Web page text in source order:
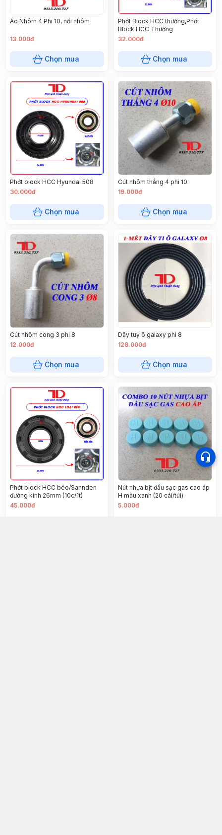
Áo Nhôm 4 Phi 10, nối nhôm
13.000đ
Chọn mua
Phớt Block HCC thường,Phốt
Block HCC Thường
32.000đ
Chọn mua
Phớt block HCC Hyundai 508
30.000đ
Chọn mua
Cút nhôm thẳng 4 phi 10
19.000đ
Chọn mua
Cút nhôm cong 3 phi 8
12.000đ
Chọn mua
Dây tuy ô galaxy phi 8
128.000đ
Chọn mua
Phớt block HCC béo/Sannden
đường kính 26mm (10c/1t)
45.000đ
Nút nhựa bịt đầu sạc gas cao áp
H màu xanh (20 cái/túi)
5.000đ